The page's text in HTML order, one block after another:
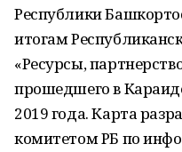
Республики
итогам
«Ресурсы,
прошедшего в
2019 года. Карта
комитетом РБ по